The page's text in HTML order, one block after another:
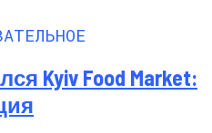
Kyiv Food Market: